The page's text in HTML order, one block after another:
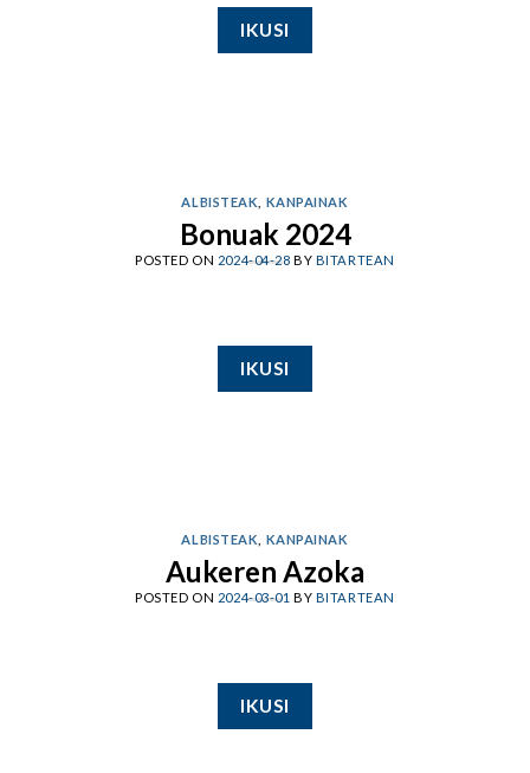
IKUSI
ALBISTEAK KANPAINAK
Bonuak 2024
POSTED ON 2024-04-28 BY BITARTEAN
IKUSI
ALBISTEAK KANPAINAK
Aukeren Azoka
POSTED ON 2024-03-01 BY BITARTEAN
IKUSI